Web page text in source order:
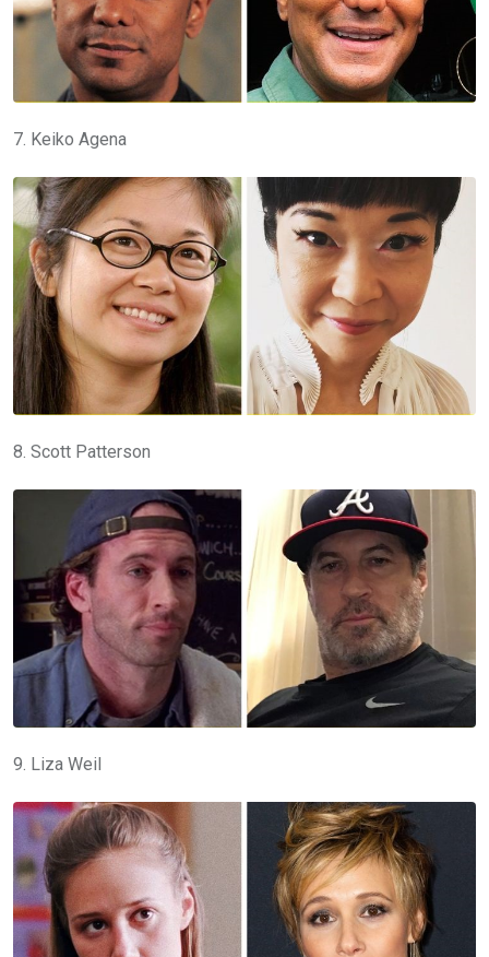
7. Keiko Agena
8. Scott Patterson
9. Liza Weil